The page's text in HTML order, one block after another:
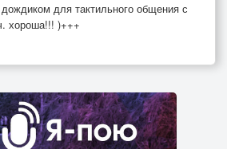
для тактильного общения с
хороша!!! )+++